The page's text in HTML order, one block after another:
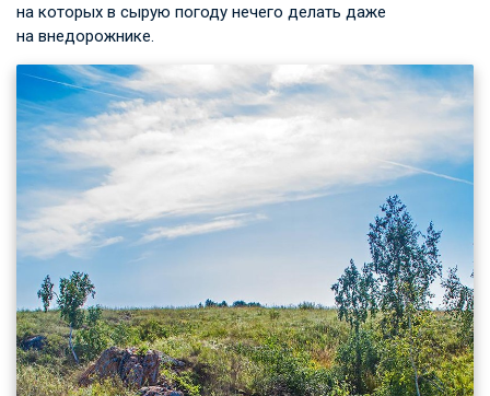
на которых в сырую погоду нечего делать даже
на внедорожнике.